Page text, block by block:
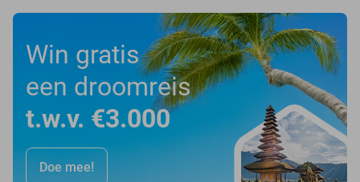
Win gratis
een droomreis
t.w.v. €3.000
Doe mee!